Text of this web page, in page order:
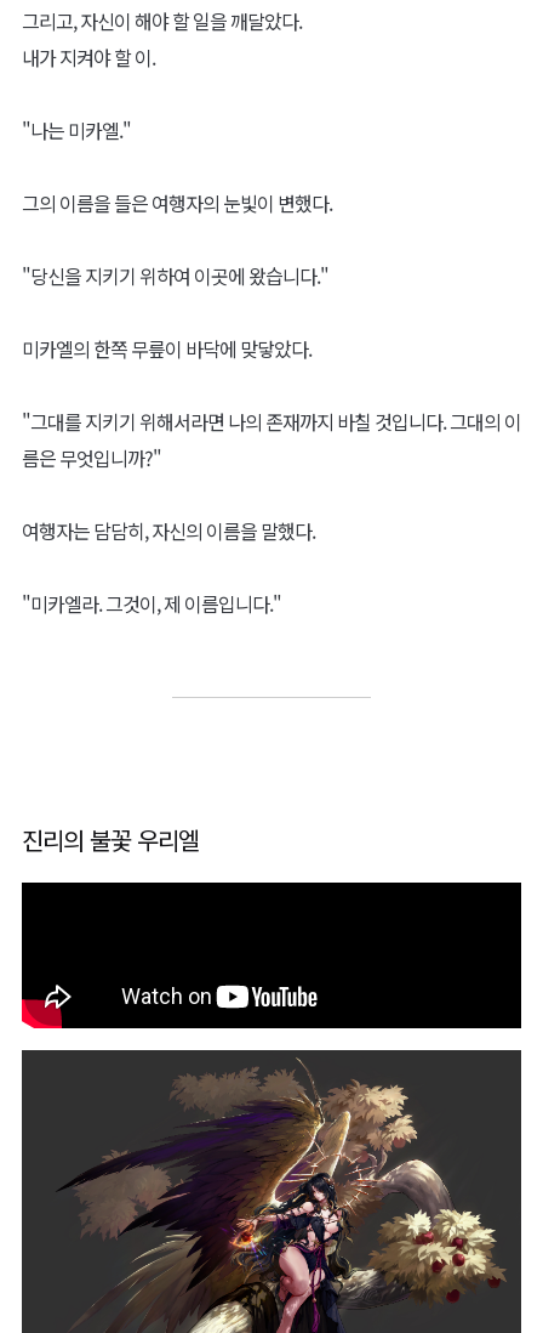
그리고, 자신이 해야 할 일을 깨달았다.
내가 지켜야 할 이.
"나는 미카엘."
그의 이름을 들은 여행자의 눈빛이 변했다.
"당신을 지키기 위하여 이곳에 왔습니다."
미카엘의 한쪽 무릎이 바닥에 맞닿았다.
"그대를 지키기 위해서라면 나의 존재까지 바칠 것입니다. 그대의 이
름은 무엇입니까?"
여행자는 담담히, 자신의 이름을 말했다.
"미카엘라. 그것이, 제 이름입니다."
진리의 불꽃 우리엘